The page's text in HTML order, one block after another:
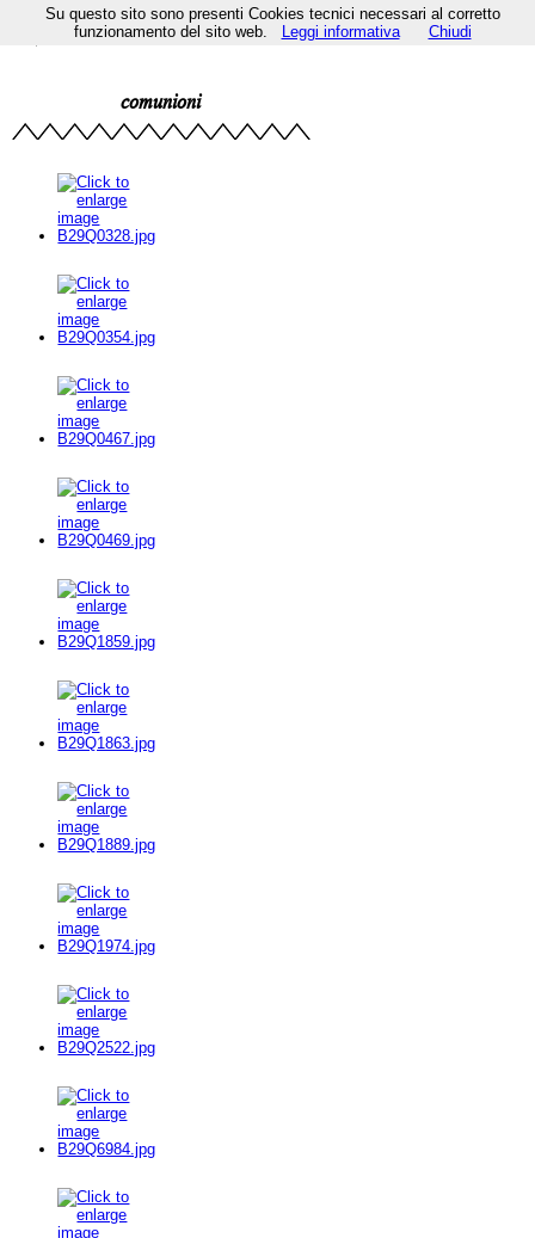
comunioni
Su questo sito sono presenti Cookies tecnici necessari al corretto
funzionamento del sito web.
Leggi informativa Chiudi